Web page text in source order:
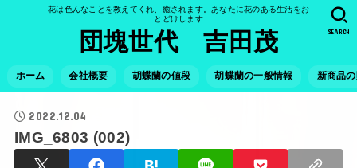
花は色んなことを教えてくれ、癒されます。あなたに花のある生活をお
とどけします
団塊世代 吉田茂
ホーム 会社概要 胡蝶蘭の値段 胡蝶蘭の一般情報 新商品
SEARCH
2022.12.04
IMG_6803 (002)